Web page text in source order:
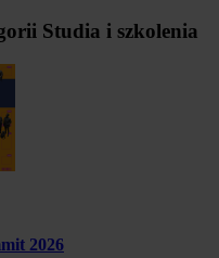
Studia i szkolenia
2026